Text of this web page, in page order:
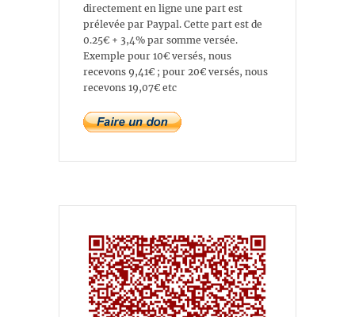
directement en ligne une part est
prélevée par Paypal. Cette part est de
0.25€ + 3,4% par somme versée.
Exemple pour 10€ versés, nous
recevons 9,41€ ; pour 20€ versés, nous
recevons 19,07€ etc